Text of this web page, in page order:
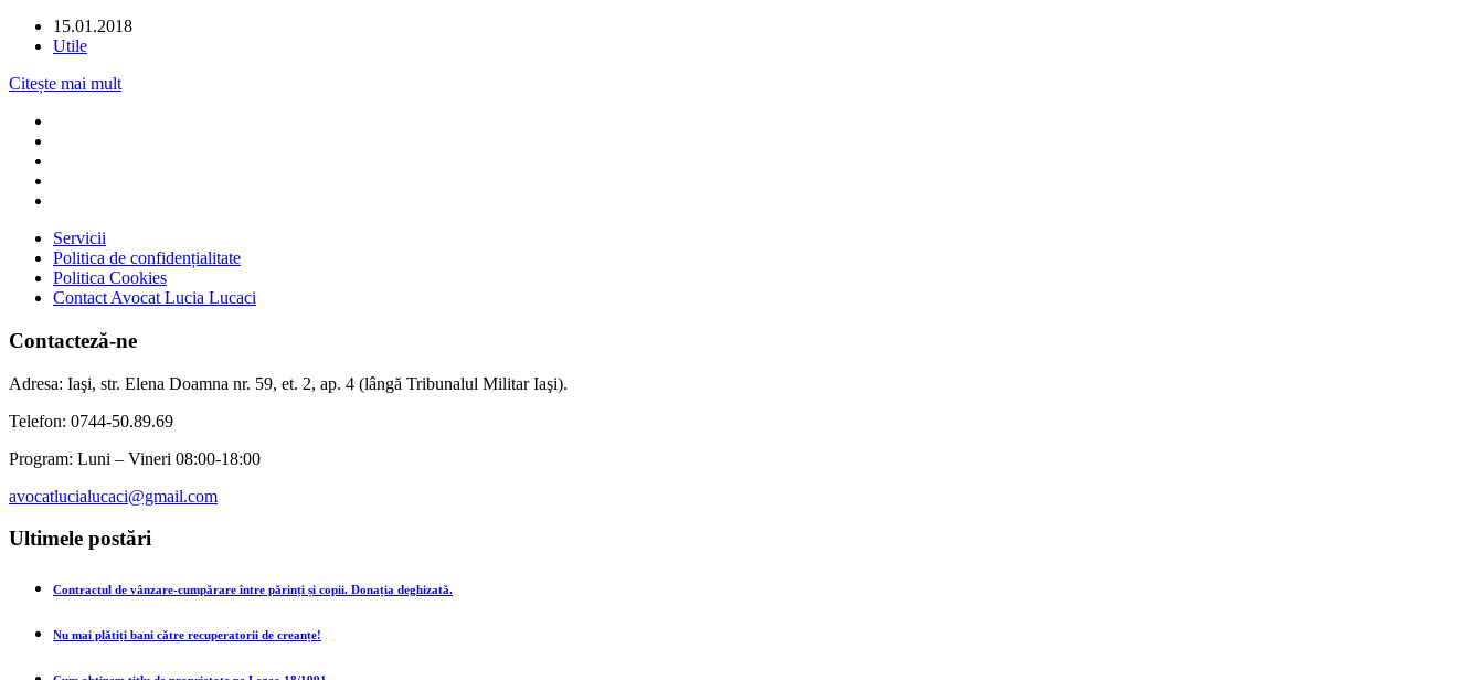
15.01.2018
Utile
Citește mai mult
Servicii
Politica de confidențialitate
Politica Cookies
Contact Avocat Lucia Lucaci
Contacteză-ne
Adresa: Iaşi, str. Elena Doamna nr. 59, et. 2, ap. 4 (lângă Tribunalul Militar Iaşi).
Telefon: 0744-50.89.69
Program: Luni – Vineri 08:00-18:00
avocatlucialucaci@gmail.com
Ultimele postări
Contractul de vânzare-cumpărare între părinți și copii. Donația deghizată.
Nu mai plătiți bani către recuperatorii de creanțe!